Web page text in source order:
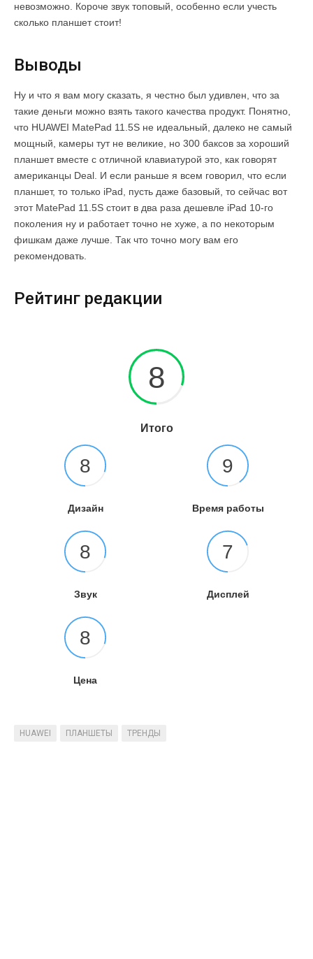
невозможно. Короче звук топовый, особенно если учесть
сколько планшет стоит!
Выводы
Ну и что я вам могу сказать, я честно был удивлен, что за
такие деньги можно взять такого качества продукт. Понятно,
что HUAWEI MatePad 11.5S не идеальный, далеко не самый
мощный, камеры тут не великие, но 300 баксов за хороший
планшет вместе с отличной клавиатурой это, как говорят
американцы Deal. И если раньше я всем говорил, что если
планшет, то только iPad, пусть даже базовый, то сейчас вот
этот MatePad 11.5S стоит в два раза дешевле iPad 10-го
поколения ну и работает точно не хуже, а по некоторым
фишкам даже лучше. Так что точно могу вам его
рекомендовать.
Рейтинг редакции
8
Итого
8
Дизайн
9
Время работы
8
Звук
7
Дисплей
8
Цена
HUAWEI ПЛАНШЕТЫ ТРЕНДЫ